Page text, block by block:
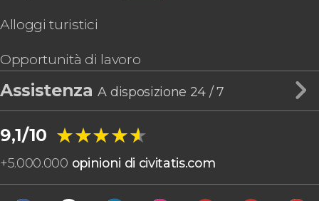
Alloggi turistici
Opportunità di lavoro
AssistenzaA disposizione 24 / 7
9,1/10 ★★★★★
★★★★★
+5.000.000 opinioni di civitatis.com